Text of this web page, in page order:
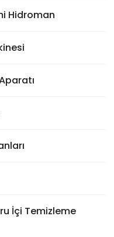
Hidroman
İçi Temizleme